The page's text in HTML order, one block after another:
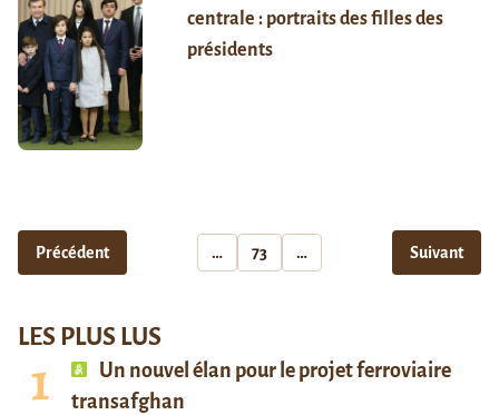
centrale : portraits des filles des
présidents
Précédent … 73 … Suivant
LES PLUS LUS
Un nouvel élan pour le projet ferroviaire
transafghan